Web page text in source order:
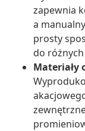
zapewnia
a
prosty
do
Materiały